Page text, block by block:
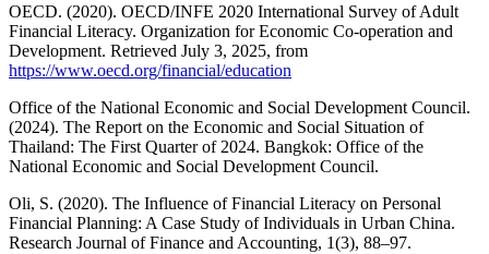
OECD. (2020). OECD/INFE 2020 International Survey of Adult
Financial Literacy. Organization for Economic Co-operation and
Development. Retrieved July 3, 2025, from
https://www.oecd.org/financial/education
Office of the National Economic and Social Development Council.
(2024). The Report on the Economic and Social Situation of
Thailand: The First Quarter of 2024. Bangkok: Office of the
National Economic and Social Development Council.
Oli, S. (2020). The Influence of Financial Literacy on Personal
Financial Planning: A Case Study of Individuals in Urban China.
Research Journal of Finance and Accounting, 1(3), 88–97.